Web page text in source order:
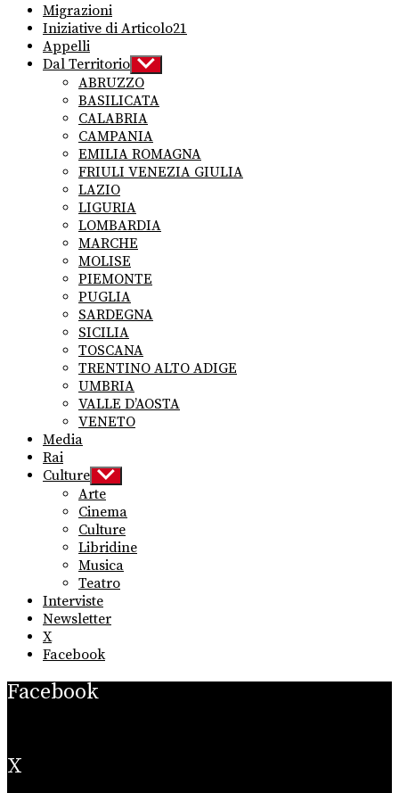
Migrazioni
Iniziative di Articolo21
Appelli
Dal Territorio Show
sub
menu
ABRUZZO
BASILICATA
CALABRIA
CAMPANIA
EMILIA ROMAGNA
FRIULI VENEZIA GIULIA
LAZIO
LIGURIA
LOMBARDIA
MARCHE
MOLISE
PIEMONTE
PUGLIA
SARDEGNA
SICILIA
TOSCANA
TRENTINO ALTO ADIGE
UMBRIA
VALLE D’AOSTA
VENETO
Media
Rai
Culture Show
sub
menu
Arte
Cinema
Culture
Libridine
Musica
Teatro
Interviste
Newsletter
X
Facebook
Facebook
X